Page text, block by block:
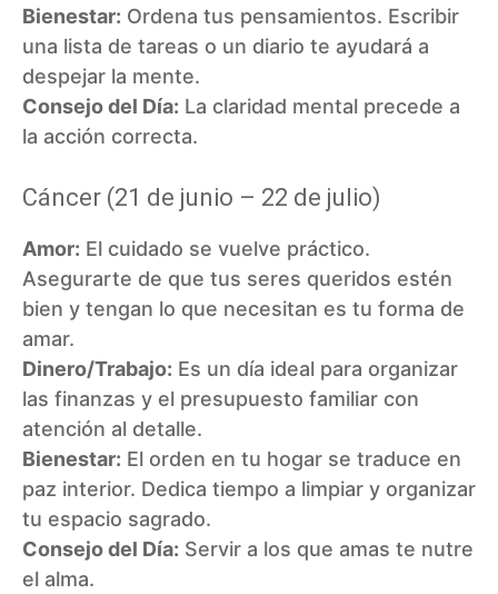
Bienestar: Ordena tus pensamientos. Escribir
una lista de tareas o un diario te ayudará a
despejar la mente.
Consejo del Día: La claridad mental precede a
la acción correcta.
Cáncer (21 de junio – 22 de julio)
Amor: El cuidado se vuelve práctico.
Asegurarte de que tus seres queridos estén
bien y tengan lo que necesitan es tu forma de
amar.
Dinero/Trabajo: Es un día ideal para organizar
las finanzas y el presupuesto familiar con
atención al detalle.
Bienestar: El orden en tu hogar se traduce en
paz interior. Dedica tiempo a limpiar y organizar
tu espacio sagrado.
Consejo del Día: Servir a los que amas te nutre
el alma.